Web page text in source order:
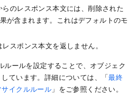
のレスポンス本文には、削除された
が含まれます。これはデフォルトのモ
スポンス本文を返しません。
ルールを設定することで、オブジェク
ています。詳細については、「最終
イクルルール 」をご参照ください。